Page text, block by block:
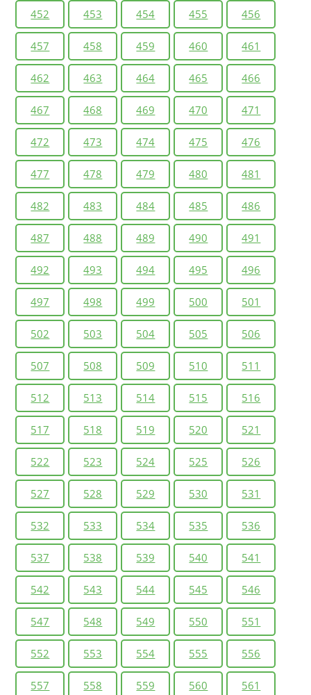
452 453 454 455 456
457 458 459 460 461
462 463 464 465 466
467 468 469 470 471
472 473 474 475 476
477 478 479 480 481
482 483 484 485 486
487 488 489 490 491
492 493 494 495 496
497 498 499 500 501
502 503 504 505 506
507 508 509 510 511
512 513 514 515 516
517 518 519 520 521
522 523 524 525 526
527 528 529 530 531
532 533 534 535 536
537 538 539 540 541
542 543 544 545 546
547 548 549 550 551
552 553 554 555 556
557 558 559 560 561